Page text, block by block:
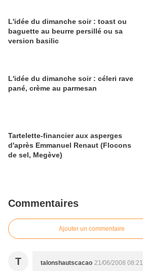
L'idée du dimanche soir : toast ou
baguette au beurre persillé ou sa
version basilic
L'idée du dimanche soir : céleri rave
pané, crème au parmesan
Tartelette-financier aux asperges
d'après Emmanuel Renaut (Flocons
de sel, Megève)
Commentaires
Ajouter un commentaire
T talonshautscacao 21/06/2008 08:21